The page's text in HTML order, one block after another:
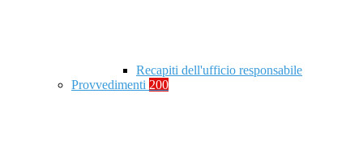
Recapiti dell'ufficio responsabile
Provvedimenti 200